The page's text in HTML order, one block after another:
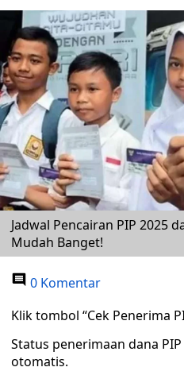
Jadwal Pencairan PIP 2025
Mudah Banget!
0 Komentar
Klik tombol “Cek Penerima
Status penerimaan dana
otomatis.